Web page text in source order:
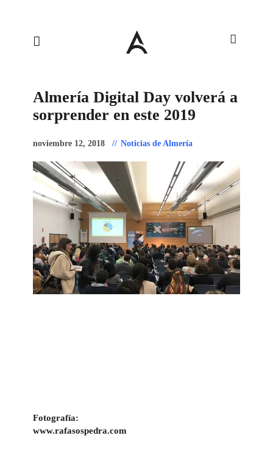
Almería Digital Day volverá a
sorprender en este 2019
noviembre 12, 2018 Noticias de Almería
Fotografía:
www.rafasospedra.com